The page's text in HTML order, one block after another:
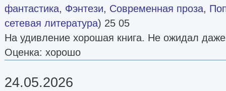
фантастика, Фэнтези, Современная проза,
сетевая литература) 25 05
На удивление хорошая книга. Не ожидал
Оценка: хорошо
24.05.2026